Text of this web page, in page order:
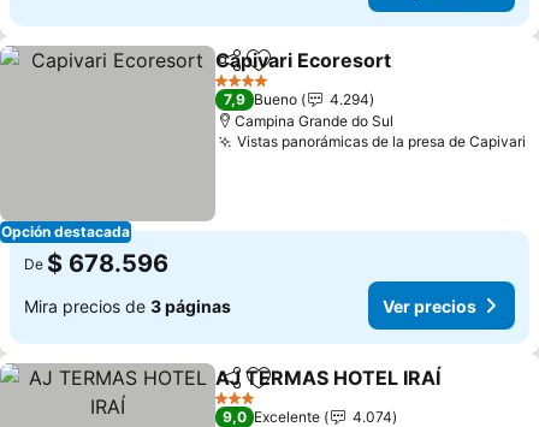
Opción destacada
CompartirAgregar a favoritos
Capivari Ecoresort
4 Estrellas
7,9 Bueno
4.294
Campina Grande do Sul
Vistas panorámicas de la presa de Capivari
De $ 678.596
Mira precios de 3 páginas Ver precios
CompartirAgregar a favoritos
AJ TERMAS HOTEL IRAÍ
3 Estrellas
9,0 Excelente
4.074